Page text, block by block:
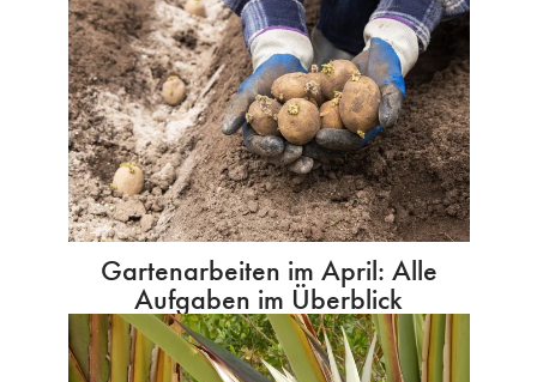
Gartenarbeiten im April: Alle
Aufgaben im Überblick